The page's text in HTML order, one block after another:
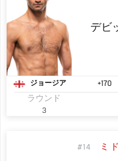
デビ
ジョージア +170
ラウンド
3
#14 ミ